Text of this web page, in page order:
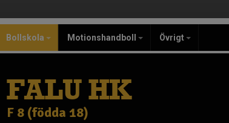
Bollskola Motionshandboll Övrigt
FALU HK
F 8 (födda 18)